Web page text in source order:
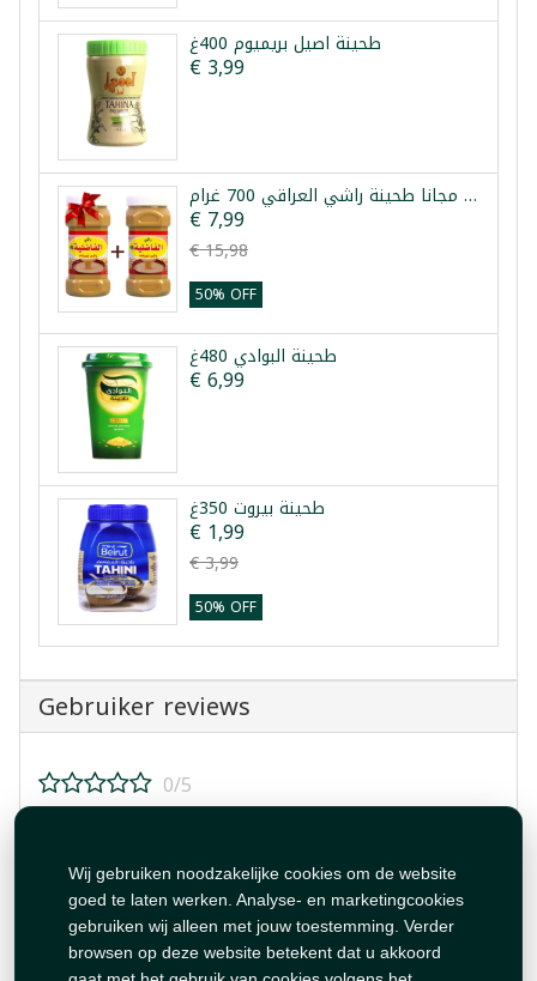
Wij gebruiken noodzakelijke cookies om de website
goed te laten werken. Analyse- en marketingcookies
gebruiken wij alleen met jouw toestemming. Verder
browsen op deze website betekent dat u akkoord
طحينة اصيل بريميوم 400غ
€ 3,99
عرض 1+1 مجانا طحينة راشي العراقي 700 غرام
€ 7,99
€ 15,98
50% OFF
طحينة البوادي 480غ
€ 6,99
طحينة بيروت 350غ
€ 1,99
€ 3,99
50% OFF
Gebruiker reviews
0/5